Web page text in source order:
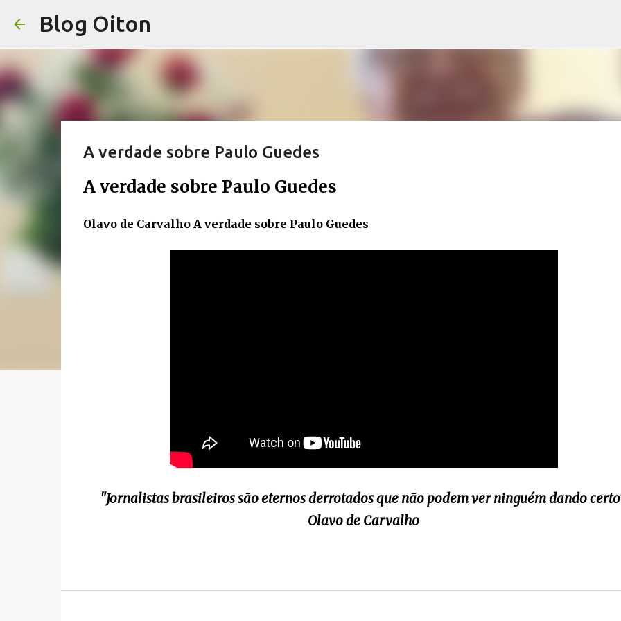
Blog Oiton
A verdade sobre Paulo Guedes
A verdade sobre Paulo Guedes
Olavo de Carvalho A verdade sobre Paulo Guedes
"Jornalistas brasileiros são eternos derrotados que não podem ver ninguém dando
Olavo de Carvalho